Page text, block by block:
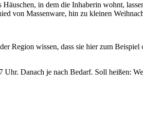
in dem die Inhaberin wohnt,
von Massenware, hin zu kleinen
Region wissen, dass sie hier zum
Danach je nach Bedarf. Soll heißen: